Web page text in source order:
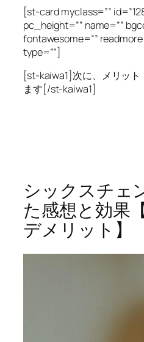
[st-card myclass=””
pc_height=”” name=””
fontawesome=””
type=””]
[st-kaiwa1]次に、メリット
ます[/st-kaiwa1]
シックスチェ
た感想と効果
デメリット】